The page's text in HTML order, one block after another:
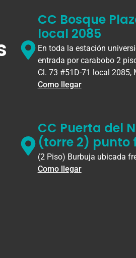
CC Bosque
local 2085
En toda la estación
entrada por carabobo 2
Cl. 73 #51D-71 local 2085,
Como llegar
CC Puerta del
(torre 2) punto
(2 Piso) Burbuja ubicada
Como llegar